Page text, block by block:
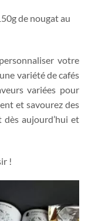
de nougat au
votre
variété de cafés
variées pour
et savourez des
aujourd’hui et
!